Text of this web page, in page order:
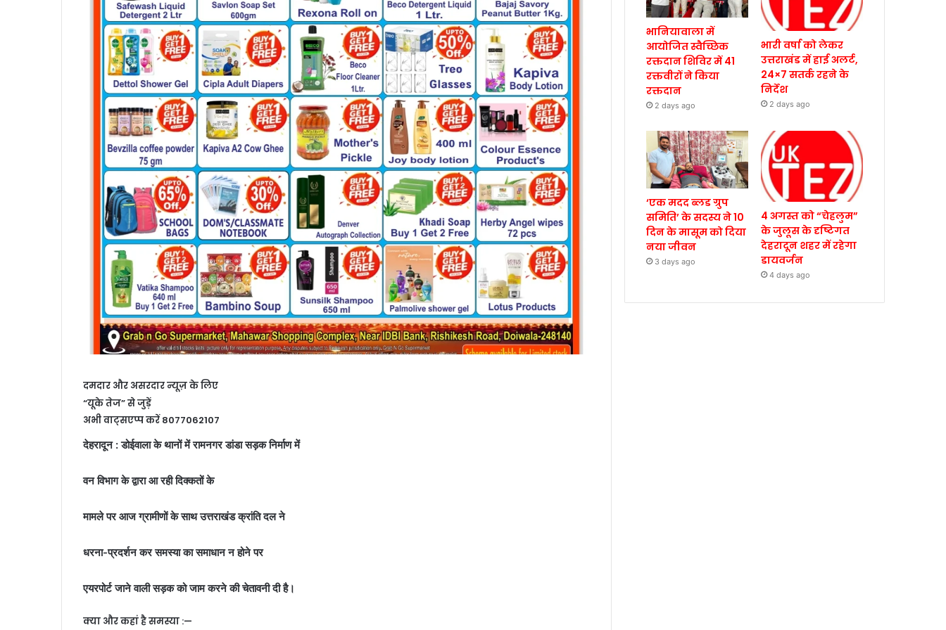
दमदार और असरदार न्यूज़ के लिए
“यूके तेज” से जुड़ें
अभी वाट्सएप्प करें 8077062107
देहरादून : डोईवाला के थानों में रामनगर डांडा सड़क निर्माण में
वन विभाग के द्वारा आ रही दिक्कतों के
मामले पर आज ग्रामीणों के साथ उत्तराखंड क्रांति दल ने
धरना-प्रदर्शन कर समस्या का समाधान न होने पर
एयरपोर्ट जाने वाली सड़क को जाम करने की चेतावनी दी है।
क्या और कहां है समस्या :—
भानियावाला में
आयोजित स्वैच्छिक
रक्तदान शिविर में 41
रक्तवीरों ने किया
रक्तदान
2 days ago
भारी वर्षा को लेकर
उत्तराखंड में हाई अलर्ट,
24×7 सतर्क रहने के
निर्देश
2 days ago
‘एक मदद ब्लड ग्रुप
समिति’ के सदस्य ने 10
दिन के मासूम को दिया
नया जीवन
3 days ago
4 अगस्त को “चेहलुम”
के जुलूस के दृष्टिगत
देहरादून शहर में रहेगा
डायवर्जन
4 days ago